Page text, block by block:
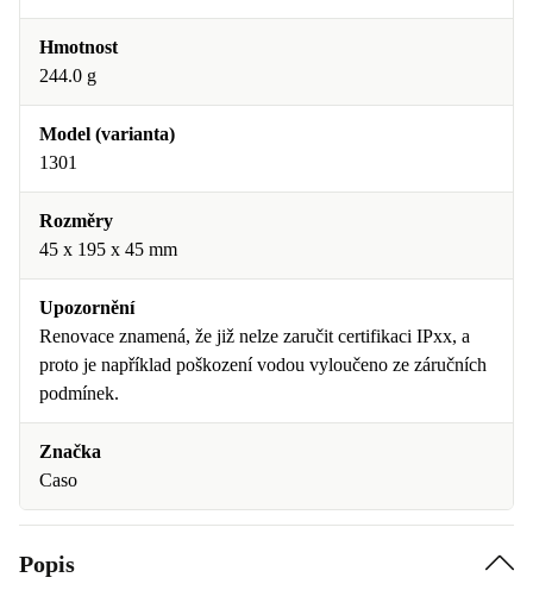
Hmotnost
244.0 g
Model (varianta)
1301
Rozměry
45 x 195 x 45 mm
Upozornění
Renovace znamená, že již nelze zaručit certifikaci IPxx, a
proto je například poškození vodou vyloučeno ze záručních
podmínek.
Značka
Caso
Popis